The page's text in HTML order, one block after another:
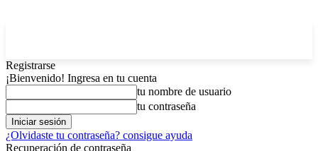
Registrarse
¡Bienvenido! Ingresa en tu cuenta
tu nombre de usuario
tu contraseña
¿Olvidaste tu contraseña? consigue ayuda
Recuperación de contraseña